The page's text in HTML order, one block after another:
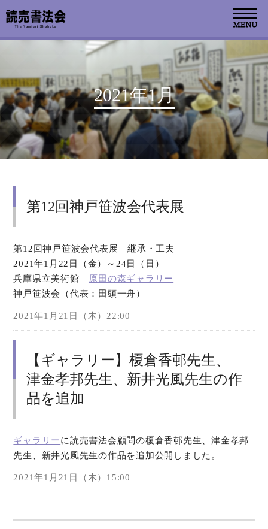
2021年1月
第12回神戸笹波会代表展
第12回神戸笹波会代表展 継承・工夫
2021年1月22日（金）～24日（日）
兵庫県立美術館 原田の森ギャラリー
神戸笹波会（代表：田頭一舟）
2021年1月21日（木）22:00
【ギャラリー】榎倉香邨先生、
津金孝邦先生、新井光風先生の作
品を追加
ギャラリーに読売書法会顧問の榎倉香邨先生、津金孝邦
先生、新井光風先生の作品を追加公開しました。
2021年1月21日（木）15:00
お知らせ
読売書法会について
読売書法展
関連書道展
デジタルアーカイブ
オンラインショップ